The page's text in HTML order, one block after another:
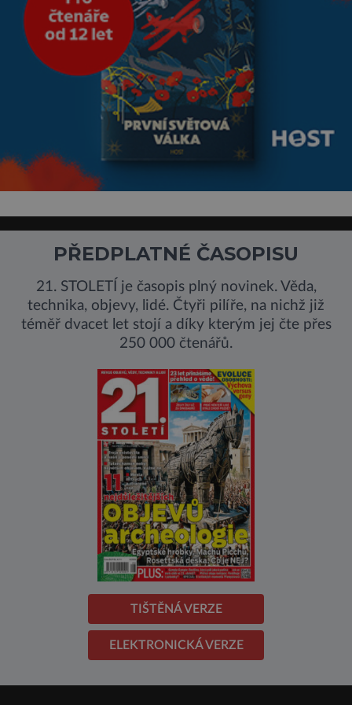
PŘEDPLATNÉ ČASOPISU
21. STOLETÍ je časopis plný novinek. Věda,
technika, objevy, lidé. Čtyři pilíře, na nichž již
téměř dvacet let stojí a díky kterým jej čte přes
250 000 čtenářů.
TIŠTĚNÁ VERZE
ELEKTRONICKÁ VERZE